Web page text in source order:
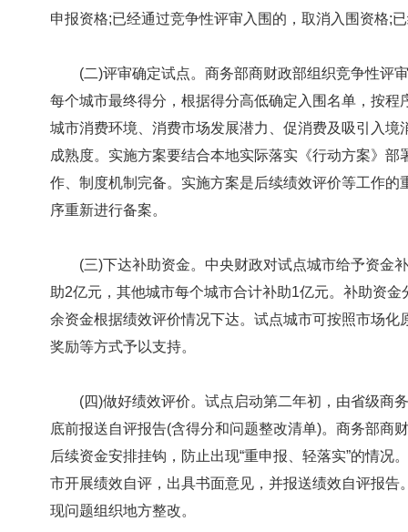
申报资格;已经通过竞争性评审入围的，取消入围资格;
(二)评审确定试点。商务部商财政部组织竞争性评
每个城市最终得分，根据得分高低确定入围名单，按
城市消费环境、消费市场发展潜力、促消费及吸引入
成熟度。实施方案要结合本地实际落实《行动方案》
作、制度机制完备。实施方案是后续绩效评价等工作
序重新进行备案。
(三)下达补助资金。中央财政对试点城市给予资金
助2亿元，其他城市每个城市合计补助1亿元。补助资
余资金根据绩效评价情况下达。试点城市可按照市场
奖励等方式予以支持。
(四)做好绩效评价。试点启动第二年初，由省级商
底前报送自评报告(含得分和问题整改清单)。商务部商
后续资金安排挂钩，防止出现“重申报、轻落实”的情
市开展绩效自评，出具书面意见，并报送绩效自评报
现问题组织地方整改。